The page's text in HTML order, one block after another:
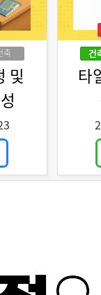
축
및
타